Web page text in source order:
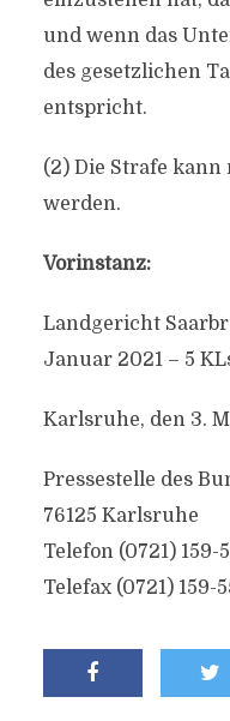
und wenn das
des gesetzlichen
entspricht.
(2) Die Strafe kann
werden.
Vorinstanz:
Landgericht
Januar 2021 – 5
Karlsruhe, den 3.
Pressestelle des
76125 Karlsruhe
Telefon (0721) 159-
Telefax (0721) 159-